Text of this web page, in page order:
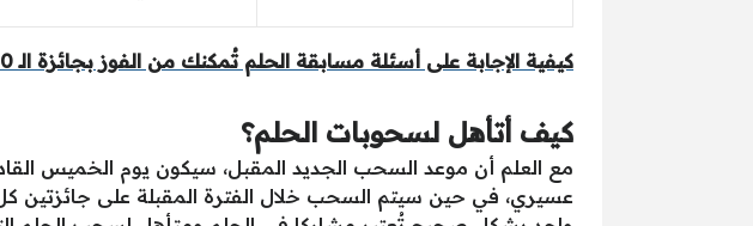
كيفية الإجابة على أسئلة مسابقة الحلم تُمكنك من الفوز بجائزة الـ 150.000$
كيف أتأهل لسحوبات الحلم؟